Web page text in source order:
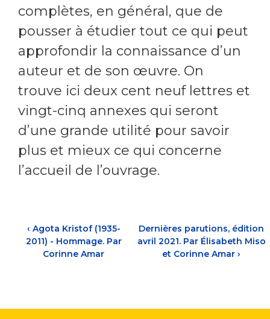
complètes, en général, que de
pousser à étudier tout ce qui peut
approfondir la connaissance d’un
auteur et de son œuvre. On
trouve ici deux cent neuf lettres et
vingt-cinq annexes qui seront
d’une grande utilité pour savoir
plus et mieux ce qui concerne
l’accueil de l’ouvrage.
‹ Agota Kristof (1935-
2011) - Hommage. Par
Corinne Amar
Dernières parutions, édition
avril 2021. Par Élisabeth Miso
et Corinne Amar›